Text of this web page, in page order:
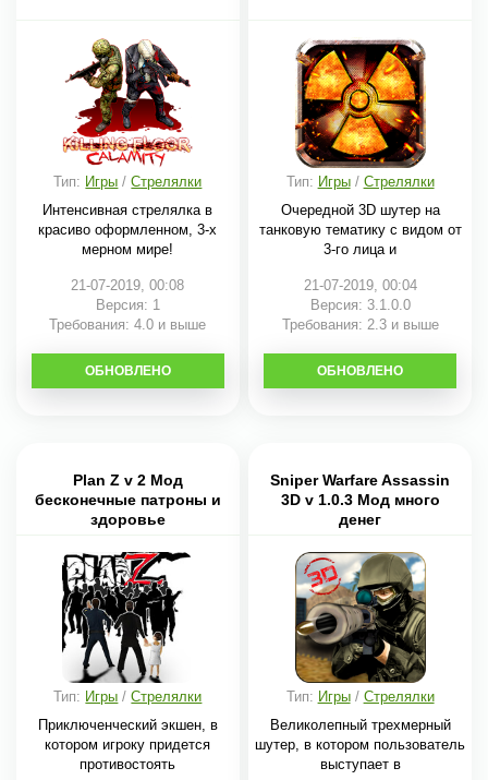
Тип: Игры /Стрелялки
Интенсивная стрелялка в
красиво оформленном, 3-х
мерном мире!
21-07-2019, 00:08
Версия: 1
Требования: 4.0 и выше
СКАЧАТЬ
ОБНОВЛЕНО
Тип: Игры/ Стрелялки
Очередной 3D шутер на
танковую тематику с видом от
3-го лица и
21-07-2019, 00:04
Версия: 3.1.0.0
Требования: 2.3 и выше
СКАЧАТЬ
ОБНОВЛЕНО
Plan Z v 2 Мод
бесконечные патроны и
здоровье
Тип: Игры /Стрелялки
Приключенческий экшен, в
котором игроку придется
противостоять
Sniper Warfare Assassin
3D v 1.0.3 Мод много
денег
Тип: Игры/ Стрелялки
Великолепный трехмерный
шутер, в котором пользователь
выступает в